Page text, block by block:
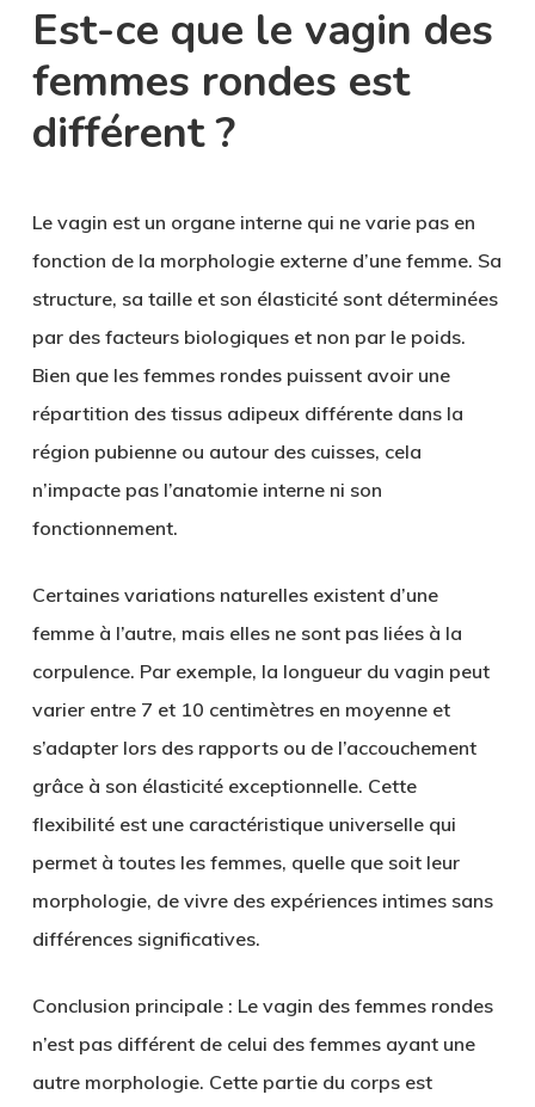
Est-ce que le vagin des
femmes rondes est
différent ?
Le vagin est un organe interne qui ne varie pas en
fonction de la morphologie externe d’une femme. Sa
structure, sa taille et son élasticité sont déterminées
par des facteurs biologiques et non par le poids.
Bien que les femmes rondes puissent avoir une
répartition des tissus adipeux différente dans la
région pubienne ou autour des cuisses, cela
n’impacte pas l’anatomie interne ni son
fonctionnement.
Certaines variations naturelles existent d’une
femme à l’autre, mais elles ne sont pas liées à la
corpulence. Par exemple, la longueur du vagin peut
varier entre 7 et 10 centimètres en moyenne et
s’adapter lors des rapports ou de l’accouchement
grâce à son élasticité exceptionnelle. Cette
flexibilité est une caractéristique universelle qui
permet à toutes les femmes, quelle que soit leur
morphologie, de vivre des expériences intimes sans
différences significatives.
Conclusion principale: Le vagin des femmes rondes
n’est pas différent de celui des femmes ayant une
autre morphologie. Cette partie du corps est